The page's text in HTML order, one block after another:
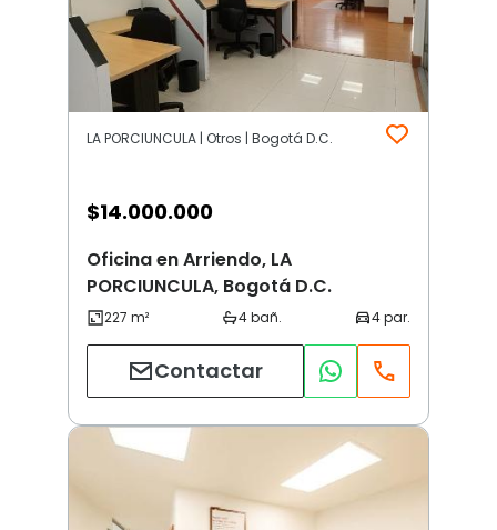
LA PORCIUNCULA | Otros | Bogotá D.C.
$14.000.000
Oficina en Arriendo, LA
PORCIUNCULA, Bogotá D.C.
Contactar